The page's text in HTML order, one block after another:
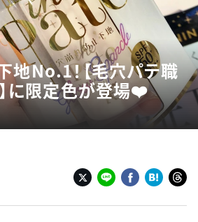
地No.1！【毛穴パテ職
に限定色が登場❤️